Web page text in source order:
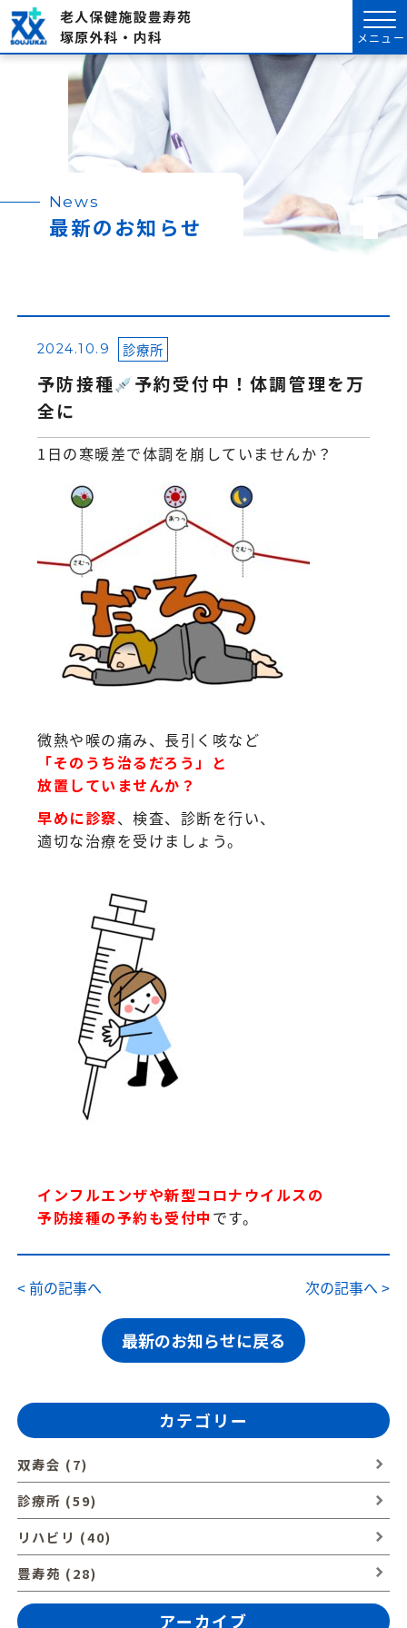
メニュー
News
最新のお知らせ
2024.10.9 診療所
予防接種
予約受付中！体調管理を万
全に
1日の寒暖差で体調を崩していませんか？
微熱や喉の痛み、長引く咳など
「そのうち治るだろう」と
放置していませんか？
早めに診察、検査、診断を行い、
適切な治療を受けましょう。
インフルエンザや新型コロナウイルスの
予防接種の予約も受付中 です。
< 前の記事へ 次の記事へ >
最新のお知らせに戻る
カテゴリー
双寿会 (7)
診療所 (59)
リハビリ (40)
豊寿苑 (28)
アーカイブ